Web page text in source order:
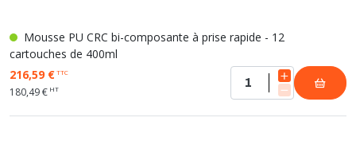
Mousse PU CRC bi-composante à prise rapide - 12
cartouches de 400ml
216,59 €TTC
180,49 € HT